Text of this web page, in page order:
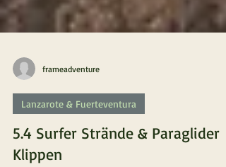
frameadventure
Lanzarote & Fuerteventura